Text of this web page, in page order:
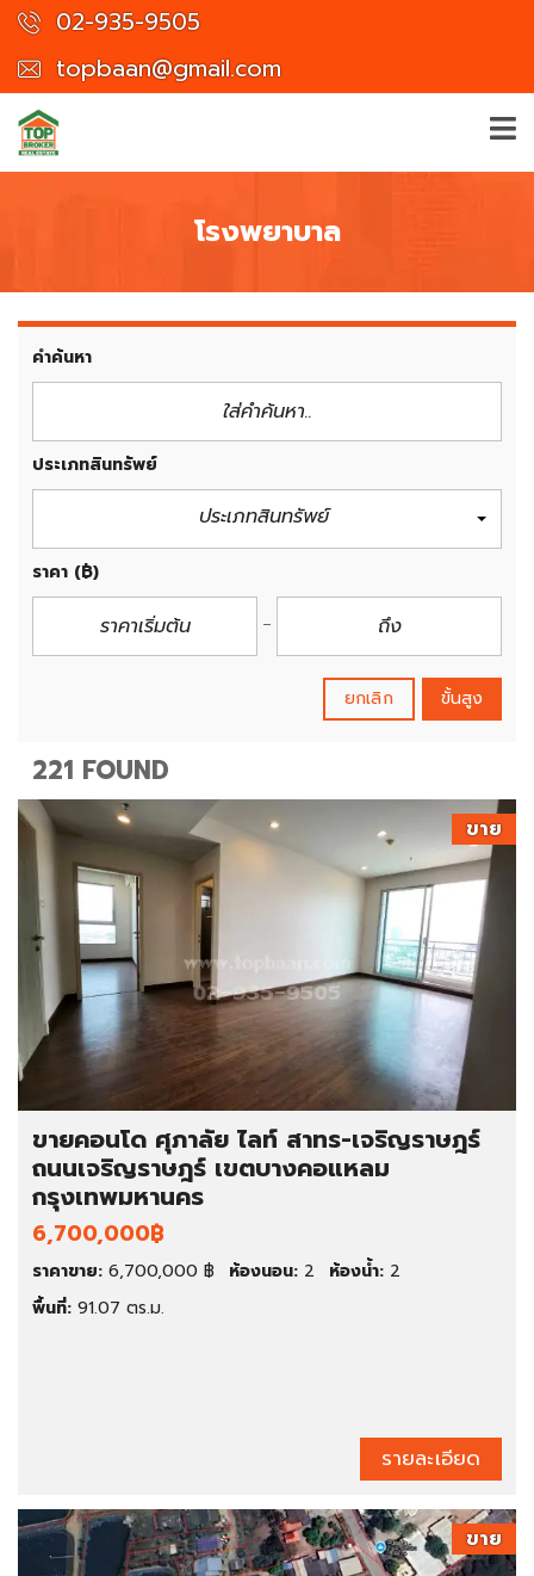
02-935-9505
topbaan@gmail.com
โรงพยาบาล
คำค้นหา
ประเภทสินทรัพย์
ประเภทสินทรัพย์
ราคา (฿)
ยกเลิก ขั้นสูง
221 FOUND
ขาย
ขายคอนโด ศุภาลัย ไลท์ สาทร-เจริญราษฎร์
ถนนเจริญราษฎร์ เขตบางคอแหลม
กรุงเทพมหานคร
6,700,000฿
ราคาขาย: 6,700,000 ฿ ห้องนอน: 2 ห้องน้ำ: 2
พื้นที่: 91.07 ตร.ม.
รายละเอียด
ขาย